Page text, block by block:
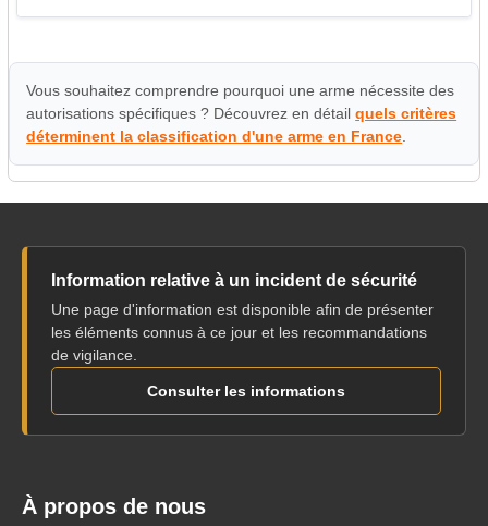
Vous souhaitez comprendre pourquoi une arme nécessite des
autorisations spécifiques ? Découvrez en détailquels critères
déterminent la classification d'une arme en France
Information relative à un incident de sécurité
Une page d'information est disponible afin de présenter
les éléments connus à ce jour et les recommandations
de vigilance.
Consulter les informations
À propos de nous